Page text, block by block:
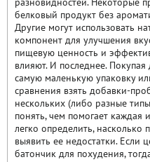
белковый продукт без
Другие могут использовать
компонент для улучшения
пищевую ценность и
влияют. И последнее.
самую маленькую упаковку
сравнения взять добавки-
нескольких (либо разные
понять, чем помогает
легко определить, насколько
выявить ее недостатки. Если
батончик для похудения,